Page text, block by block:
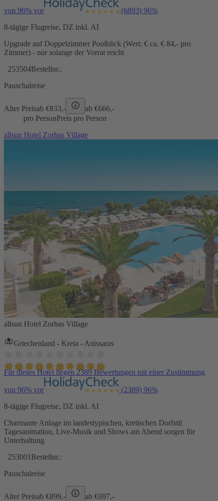
von 96% vor (6893) 96%
8-tägige Flugreise, DZ inkl. AI
Upgrade auf Doppelzimmer Poolblick (Wert: € ca. € 84,- pro
Zimmer) - nur solange der Vorrat reicht
253504Bestellnr.:
Pauschalreise
Alter Preisab €833,- ab €666,-
pro PersonPreis pro Person
allsun Hotel Zorbas Village
allsun Hotel Zorbas Village
Griechenland - Kreta - Anissaras
Für dieses Hotel liegen 2389 Bewertungen mit einer Zustimmung
von 96% vor (2389) 96%
8-tägige Flugreise, DZ inkl. AI
Charmante Anlage im landestypischen, kretischen Dorfstil
Tagesanimation, Live-Musik und Shows am Abend sorgen für
Unterhaltung
253001 Bestellnr.:
Pauschalreise
Alter Preisab €899,- ab €697,-